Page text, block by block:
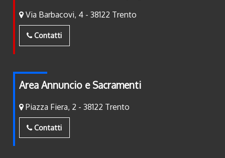
Via Barbacovi, 4 - 38122 Trento
Contatti
Area Annuncio e Sacramenti
Piazza Fiera, 2 - 38122 Trento
Contatti